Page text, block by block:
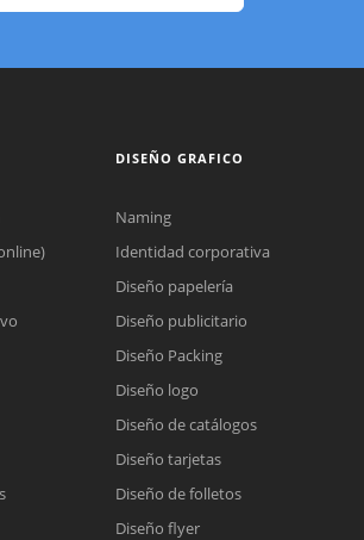
DISEÑO GRAFICO
Naming
Identidad corporativa
Diseño papelería
Diseño publicitario
Diseño Packing
Diseño logo
Diseño de catálogos
Diseño tarjetas
Diseño de folletos
Diseño flyer